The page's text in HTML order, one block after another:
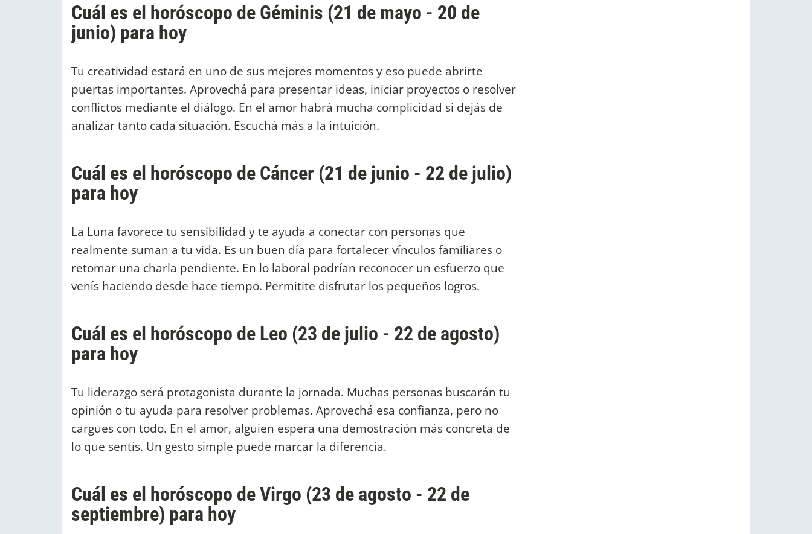
Cuál es el horóscopo de Géminis (21 de mayo - 20 de
junio) para hoy
Tu creatividad estará en uno de sus mejores momentos y eso puede abrirte
puertas importantes. Aprovechá para presentar ideas, iniciar proyectos o resolver
conflictos mediante el diálogo. En el amor habrá mucha complicidad si dejás de
analizar tanto cada situación. Escuchá más a la intuición.
Cuál es el horóscopo de Cáncer (21 de junio - 22 de julio)
para hoy
La Luna favorece tu sensibilidad y te ayuda a conectar con personas que
realmente suman a tu vida. Es un buen día para fortalecer vínculos familiares o
retomar una charla pendiente. En lo laboral podrían reconocer un esfuerzo que
venís haciendo desde hace tiempo. Permitite disfrutar los pequeños logros.
Cuál es el horóscopo de Leo (23 de julio - 22 de agosto)
para hoy
Tu liderazgo será protagonista durante la jornada. Muchas personas buscarán tu
opinión o tu ayuda para resolver problemas. Aprovechá esa confianza, pero no
cargues con todo. En el amor, alguien espera una demostración más concreta de
lo que sentís. Un gesto simple puede marcar la diferencia.
Cuál es el horóscopo de Virgo (23 de agosto - 22 de
septiembre) para hoy